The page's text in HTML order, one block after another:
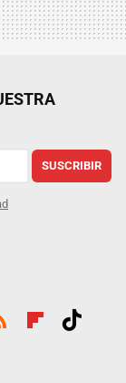
SUSCRIBIR